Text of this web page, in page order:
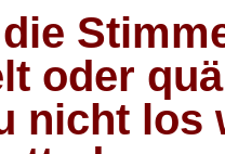
oder
nicht los